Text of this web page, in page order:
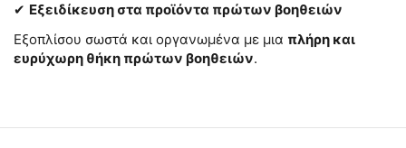
✔ Εξειδίκευση στα προϊόντα πρώτων βοηθειών
Εξοπλίσου σωστά και οργανωμένα με μια πλήρη και
ευρύχωρη θήκη πρώτων βοηθειών.